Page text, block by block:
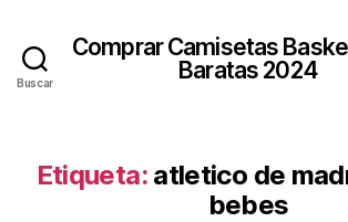
Buscar
Comprar Camisetas
Baratas 2024
Etiqueta: atletico de
bebes